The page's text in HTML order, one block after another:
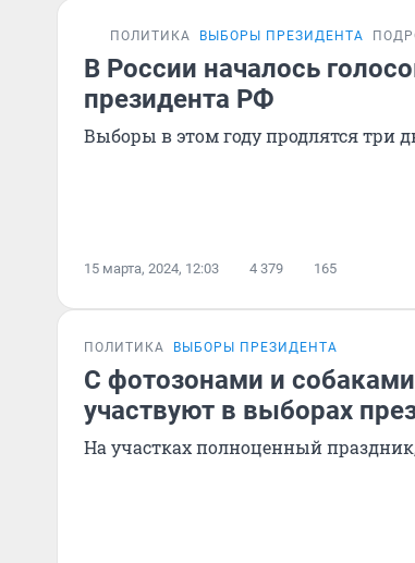
ПОЛИТИКА ВЫБОРЫ ПРЕЗИДЕНТА
В России началось
президента РФ
Выборы в этом году продлятся три
15 марта, 2024, 12:03 4 379 165
ПОЛИТИКА ВЫБОРЫ ПРЕЗИДЕНТА
С фотозонами и
участвуют в выборах
На участках полноценный